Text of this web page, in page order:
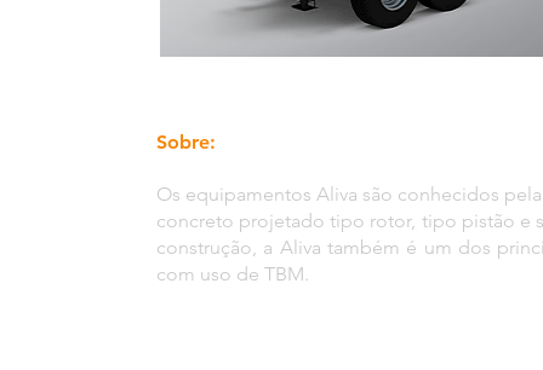
Sobre:
Os equipamentos Aliva são conhecidos
concreto projetado tipo rotor, tipo pistão e
construção, a Aliva também é um dos
com uso de TBM.